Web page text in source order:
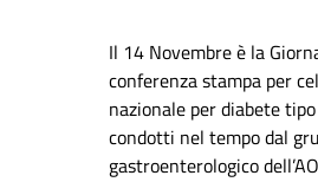
Il 14 Novembre è la
conferenza stampa per
nazionale per diabete
condotti nel tempo dal
gastroenterologico